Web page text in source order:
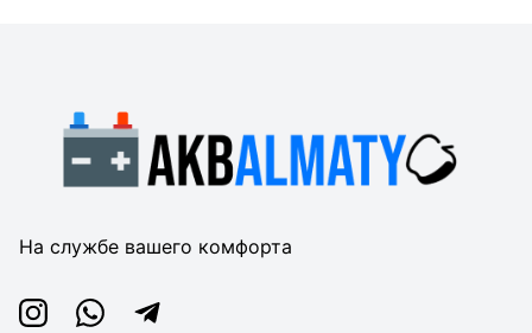
На службе вашего комфорта
InstagramWhatsappTelegram